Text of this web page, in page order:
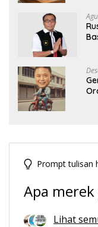
Prompt tulisan
Apa
Lihat